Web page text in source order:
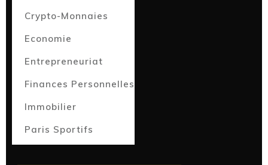
Crypto-Monnaies
Economie
Entrepreneuriat
Finances Personnelles
Immobilier
Paris Sportifs